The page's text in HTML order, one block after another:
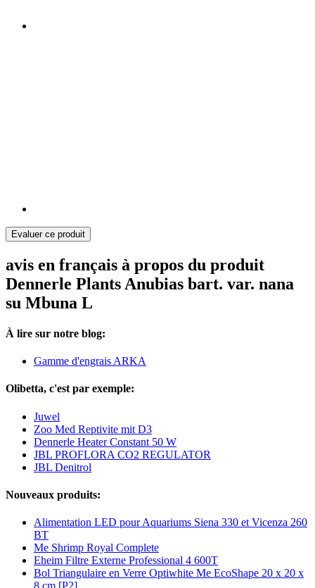
Evaluer ce produit
avis en français à propos du produit
Dennerle Plants Anubias bart. var. nana
su Mbuna L
À lire sur notre blog:
Gamme d'engrais ARKA
Olibetta, c'est par exemple:
Juwel
Zoo Med Reptivite mit D3
Dennerle Heater Constant 50 W
JBL PROFLORA CO2 REGULATOR
JBL Denitrol
Nouveaux produits:
Alimentation LED pour Aquariums Siena 330 et Vicenza 260
BT
Me Shrimp Royal Complete
Eheim Filtre Externe Professional 4 600T
Bol Triangulaire en Verre Optiwhite Me EcoShape 20 x 20 x